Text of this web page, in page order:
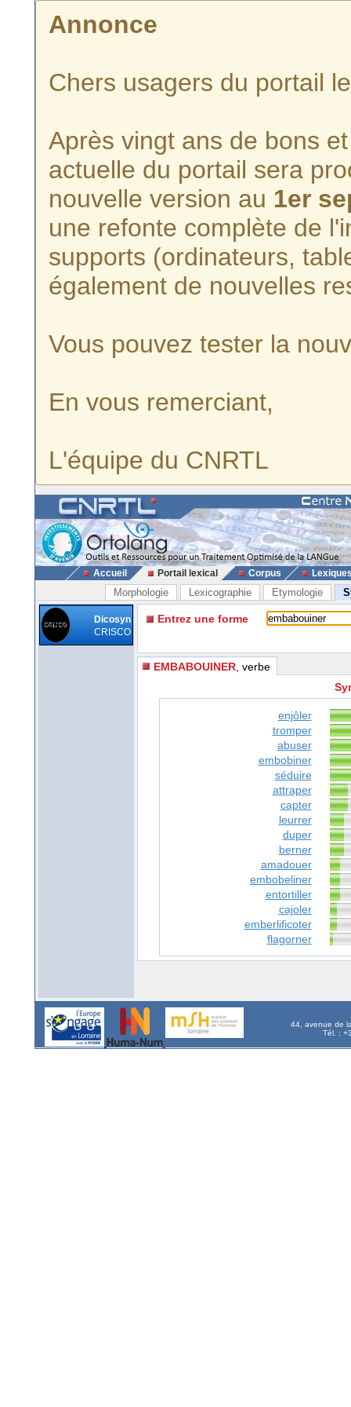
Annonce
Chers usagers du portail
Après vingt ans de bons
actuelle du portail sera
nouvelle version au 1er
une refonte complète de
supports (ordinateurs,
également de nouvelles
Vous pouvez tester la
En vous remerciant,
L'équipe du CNRTL
Accueil Portail lexical Corpus
Morphologie Lexicographie Etymologie
Dicosyn
CRISCO
Entrez une forme
EMBABOUINER , verbe
enjôler
tromper
abuser
embobiner
séduire
attraper
capter
leurrer
duper
berner
amadouer
embobeliner
entortiller
cajoler
emberlificoter
flagorner
44, avenue de
Tél. :